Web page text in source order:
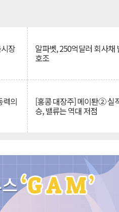
장 알파벳, 250억달러 회사
호조
력의 [홍콩 대장주] 메이퇀② 실
승, 밸류는 역대 저점